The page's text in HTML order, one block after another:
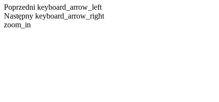
Poprzedni keyboard_arrow_left
Następny keyboard_arrow_right
zoom_in